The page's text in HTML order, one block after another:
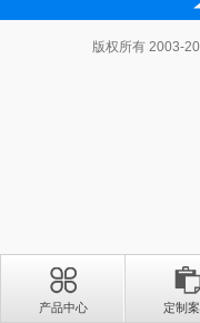
版权所有 2003-
产品中心 定制